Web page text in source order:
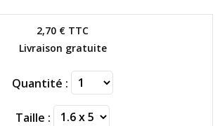
2,70 € TTC
Livraison gratuite
Quantité :
Taille :